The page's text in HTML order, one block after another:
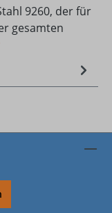
9260, der für
gesamten